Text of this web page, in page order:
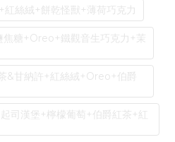
絲絨+餅乾怪獸+薄荷巧克力
焦糖+Oreo+鐵觀音生巧克力+茉
&甘納許+紅絲絨+Oreo+伯爵
司漢堡+檸檬葡萄+伯爵紅茶+紅